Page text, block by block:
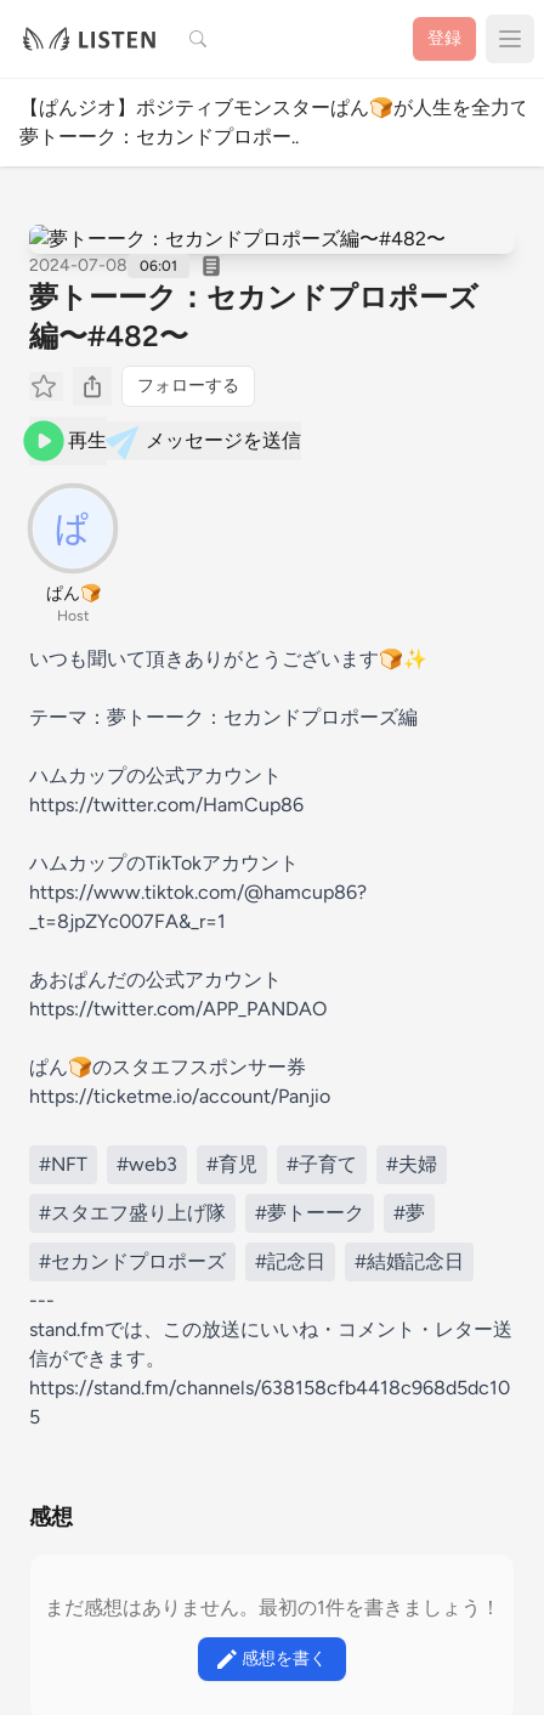
検索 登録
【ぱんジオ】ポジティブモンスターぱん🍞が人生を全力で
夢トーーク：セカンドプロポー..
2024-07-08 06:01
夢トーーク：セカンドプロポーズ
編〜#482〜
フォローする
再生 メッセージを送信
ぱん🍞
Host
いつも聞いて頂きありがとうございます🍞✨
テーマ：夢トーーク：セカンドプロポーズ編
ハムカップの公式アカウント
https://twitter.com/HamCup86
ハムカップのTikTokアカウント
https://www.tiktok.com/@hamcup86?
_t=8jpZYc007FA&_r=1
あおぱんだの公式アカウント
https://twitter.com/APP_PANDAO
ぱん🍞のスタエフスポンサー券
https://ticketme.io/account/Panjio
#NFT #web3 #育児 #子育て #夫婦
#スタエフ盛り上げ隊 #夢トーーク #夢
#セカンドプロポーズ #記念日
#結婚記念日
---
stand.fmでは、この放送にいいね・コメント・レター送
信ができます。
https://stand.fm/channels/638158cfb4418c968d5dc10
5
感想
まだ感想はありません。最初の1件を書きましょう！
感想を書く